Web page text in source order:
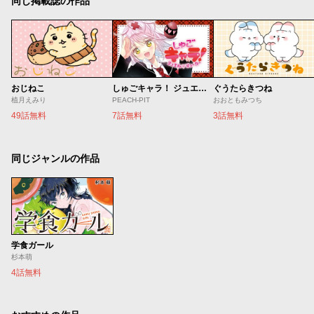
おじねこ
植月えみり
49話無料
しゅごキャラ！ ジュエルジョーカー
PEACH-PIT
7話無料
ぐうたらきつね
おおともみつち
3話無料
同じジャンルの作品
学食ガール
杉本萌
4話無料